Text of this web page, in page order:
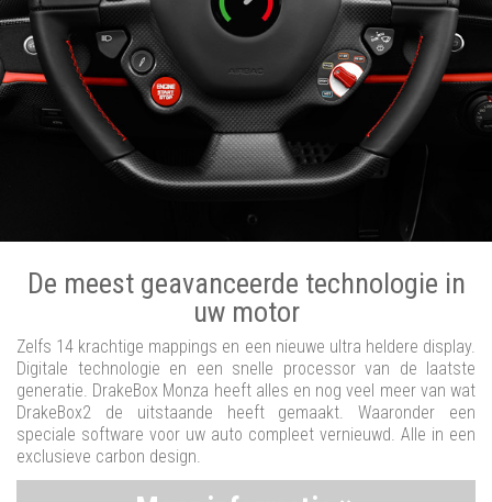
De meest geavanceerde technologie in
uw motor
Zelfs 14 krachtige mappings en een nieuwe ultra heldere display.
Digitale technologie en een snelle processor van de laatste
generatie. DrakeBox Monza heeft alles en nog veel meer van wat
DrakeBox2 de uitstaande heeft gemaakt. Waaronder een
speciale software voor uw auto compleet vernieuwd. Alle in een
exclusieve carbon design.